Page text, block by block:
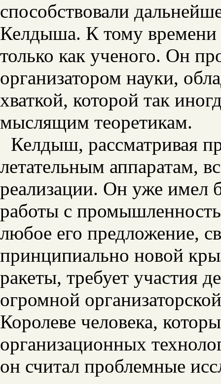
способствовали
Келдыша. К тому
только как ученого. Он
организатором науки,
хваткой, которой так
мыслящим теоретикам.
Келдыш, рассматривая
летательным аппаратам,
реализации. Он уже имел
работы с
любое его предложение,
принципиально новой
ракеты, требует участия
огромной
Королеве человека,
организационных
он считал проблемные